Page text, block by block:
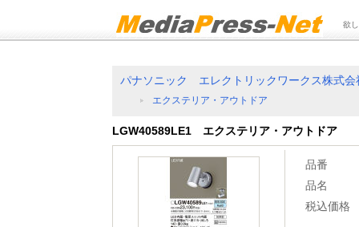
欲
パナソニック エレクトリックワークス株式会
エクステリア・アウトドア
LGW40589LE1 エクステリア・アウトドア
品番
品名
税込価格